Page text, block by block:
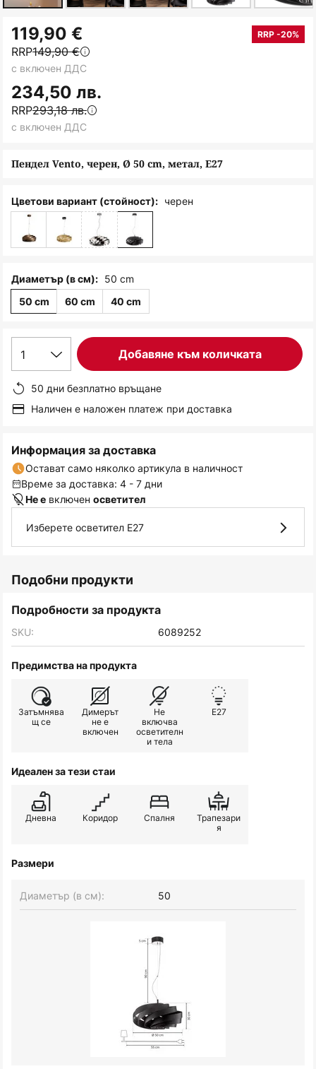
към
началото
на
галерия
със
снимки
Пендел Vento, черен, Ø 50 cm, метал, E27
119,90 € RRP -20%
RRP149,90 €
234,50 лв.
RRP293,18 лв.
с включен ДДС
с включен ДДС
Цветови вариант (стойност): черен
Диаметър (в см): 50 cm
50 cm 60 cm 40 cm
1 Добавяне към количката
50 дни безплатно връщане
Наличен е наложен платеж при доставка
Информация за доставка
Остават само няколко артикула в наличност
Време за доставка: 4 - 7 дни
Не е включен осветител
Изберете осветител E27
Подобни продукти
Подробности за продукта
SKU: 6089252
Предимства на продукта
Затъмнява
щ се
Димерът
не е
включен
Не
включва
осветителн
и тела
E27
Идеален за тези стаи
Дневна Коридор Спалня
Трапезари
я
Размери
Диаметър (в см): 50